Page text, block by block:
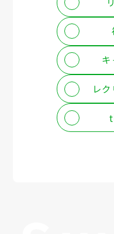
キ
レ